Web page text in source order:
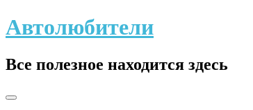
Skip
to
Автолюбители
Все полезное находится здесь